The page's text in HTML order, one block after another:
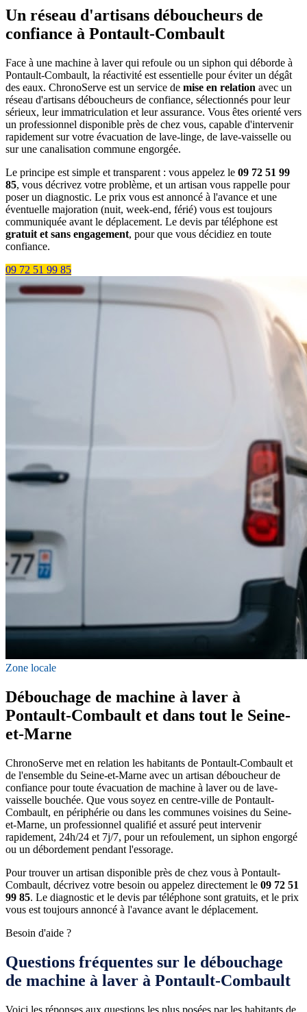
Un réseau d'artisans déboucheurs de
confiance à Pontault-Combault
Face à une machine à laver qui refoule ou un siphon qui déborde à
Pontault-Combault, la réactivité est essentielle pour éviter un dégât
des eaux. ChronoServe est un service de mise en relation avec un
réseau d'artisans déboucheurs de confiance, sélectionnés pour leur
sérieux, leur immatriculation et leur assurance. Vous êtes orienté vers
un professionnel disponible près de chez vous, capable d'intervenir
rapidement sur votre évacuation de lave-linge, de lave-vaisselle ou
sur une canalisation commune engorgée.
Le principe est simple et transparent : vous appelez le 09 72 51 99
85, vous décrivez votre problème, et un artisan vous rappelle pour
poser un diagnostic. Le prix vous est annoncé à l'avance et une
éventuelle majoration (nuit, week-end, férié) vous est toujours
communiquée avant le déplacement. Le devis par téléphone est
gratuit et sans engagement, pour que vous décidiez en toute
confiance.
09 72 51 99 85
Zone locale
Débouchage de machine à laver à
Pontault-Combault et dans tout le Seine-
et-Marne
ChronoServe met en relation les habitants de Pontault-Combault et
de l'ensemble du Seine-et-Marne avec un artisan déboucheur de
confiance pour toute évacuation de machine à laver ou de lave-
vaisselle bouchée. Que vous soyez en centre-ville de Pontault-
Combault, en périphérie ou dans les communes voisines du Seine-
et-Marne, un professionnel qualifié et assuré peut intervenir
rapidement, 24h/24 et 7j/7, pour un refoulement, un siphon engorgé
ou un débordement pendant l'essorage.
Pour trouver un artisan disponible près de chez vous à Pontault-
Combault, décrivez votre besoin ou appelez directement le 09 72 51
99 85. Le diagnostic et le devis par téléphone sont gratuits, et le prix
vous est toujours annoncé à l'avance avant le déplacement.
Besoin d'aide ?
Questions fréquentes sur le débouchage
de machine à laver à Pontault-Combault
Voici les réponses aux questions les plus posées par les habitants de